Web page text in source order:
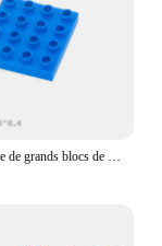
Plaque de base de grands blocs de construction pour enfants, pièces de briques de planche de connexion, compatibles avec l'emploi d'origine, jouets assemblés